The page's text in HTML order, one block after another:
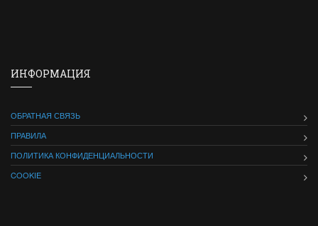
ИНФОРМАЦИЯ
ОБРАТНАЯ СВЯЗЬ
ПРАВИЛА
ПОЛИТИКА КОНФИДЕНЦИАЛЬНОСТИ
COOKIE